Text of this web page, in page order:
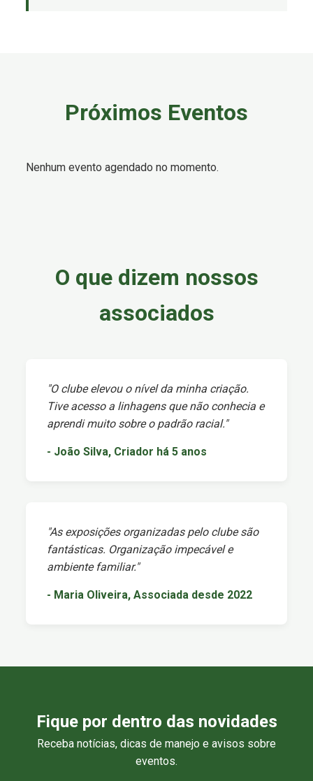
Próximos Eventos
Nenhum evento agendado no momento.
O que dizem nossos
associados
"O clube elevou o nível da minha criação.
Tive acesso a linhagens que não conhecia e
aprendi muito sobre o padrão racial."
- João Silva, Criador há 5 anos
"As exposições organizadas pelo clube são
fantásticas. Organização impecável e
ambiente familiar."
- Maria Oliveira, Associada desde 2022
Fique por dentro das novidades
Receba notícias, dicas de manejo e avisos sobre
eventos.